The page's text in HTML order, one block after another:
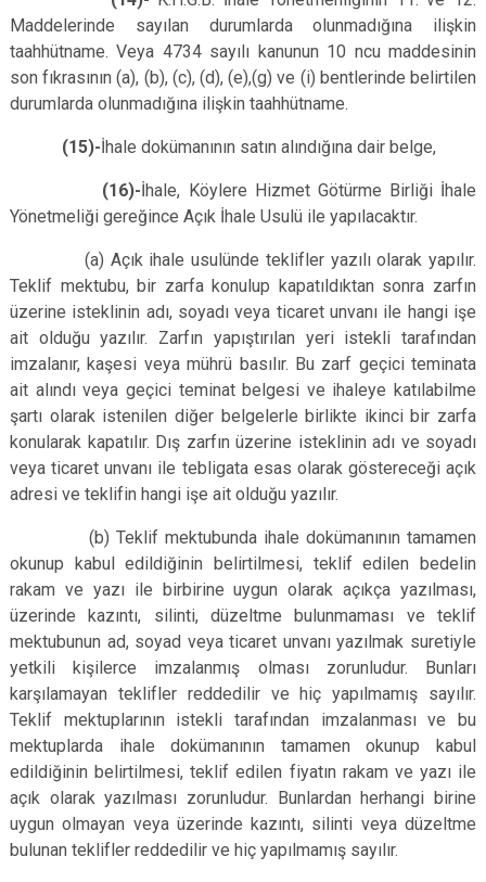
Maddelerinde sayılan durumlarda olunmadığına ilişkin
taahhütname. Veya 4734 sayılı kanunun 10 ncu maddesinin
son fıkrasının (a), (b), (c), (d), (e),(g) ve (i) bentlerinde belirtilen
durumlarda olunmadığına ilişkin taahhütname.
(15)-İhale dokümanının satın alındığına dair belge,
(16)-İhale, Köylere Hizmet Götürme Birliği İhale
Yönetmeliği gereğince Açık İhale Usulü ile yapılacaktır.
(a) Açık ihale usulünde teklifler yazılı olarak yapılır.
Teklif mektubu, bir zarfa konulup kapatıldıktan sonra zarfın
üzerine isteklinin adı, soyadı veya ticaret unvanı ile hangi işe
ait olduğu yazılır. Zarfın yapıştırılan yeri istekli tarafından
imzalanır, kaşesi veya mührü basılır. Bu zarf geçici teminata
ait alındı veya geçici teminat belgesi ve ihaleye katılabilme
şartı olarak istenilen diğer belgelerle birlikte ikinci bir zarfa
konularak kapatılır. Dış zarfın üzerine isteklinin adı ve soyadı
veya ticaret unvanı ile tebligata esas olarak göstereceği açık
adresi ve teklifin hangi işe ait olduğu yazılır.
(b) Teklif mektubunda ihale dokümanının tamamen
okunup kabul edildiğinin belirtilmesi, teklif edilen bedelin
rakam ve yazı ile birbirine uygun olarak açıkça yazılması,
üzerinde kazıntı, silinti, düzeltme bulunmaması ve teklif
mektubunun ad, soyad veya ticaret unvanı yazılmak suretiyle
yetkili kişilerce imzalanmış olması zorunludur. Bunları
karşılamayan teklifler reddedilir ve hiç yapılmamış sayılır.
Teklif mektuplarının istekli tarafından imzalanması ve bu
mektuplarda ihale dokümanının tamamen okunup kabul
edildiğinin belirtilmesi, teklif edilen fiyatın rakam ve yazı ile
açık olarak yazılması zorunludur. Bunlardan herhangi birine
uygun olmayan veya üzerinde kazıntı, silinti veya düzeltme
bulunan teklifler reddedilir ve hiç yapılmamış sayılır.